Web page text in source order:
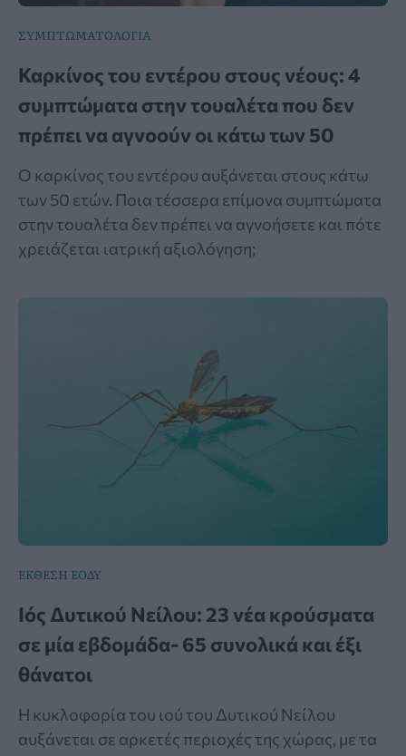
ΣΥΜΠΤΩΜΑΤΟΛΟΓΙΑ
Καρκίνος του εντέρου στους νέους: 4
συμπτώματα στην τουαλέτα που δεν
πρέπει να αγνοούν οι κάτω των 50
Ο καρκίνος του εντέρου αυξάνεται στους κάτω
των 50 ετών. Ποια τέσσερα επίμονα συμπτώματα
στην τουαλέτα δεν πρέπει να αγνοήσετε και πότε
χρειάζεται ιατρική αξιολόγηση;
ΕΚΘΕΣΗ ΕΟΔΥ
Ιός Δυτικού Νείλου: 23 νέα κρούσματα
σε μία εβδομάδα- 65 συνολικά και έξι
θάνατοι
Η κυκλοφορία του ιού του Δυτικού Νείλου
αυξάνεται σε αρκετές περιοχές της χώρας, με τα